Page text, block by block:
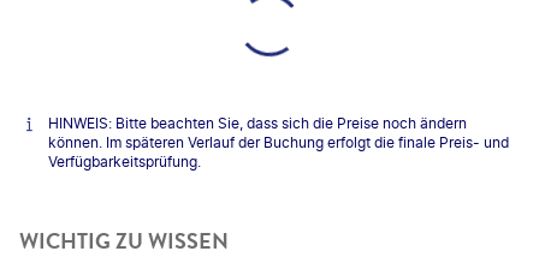
HINWEIS: Bitte beachten Sie, dass sich die Preise noch ändern
können. Im späteren Verlauf der Buchung erfolgt die finale Preis- und
Verfügbarkeitsprüfung.
WICHTIG ZU WISSEN